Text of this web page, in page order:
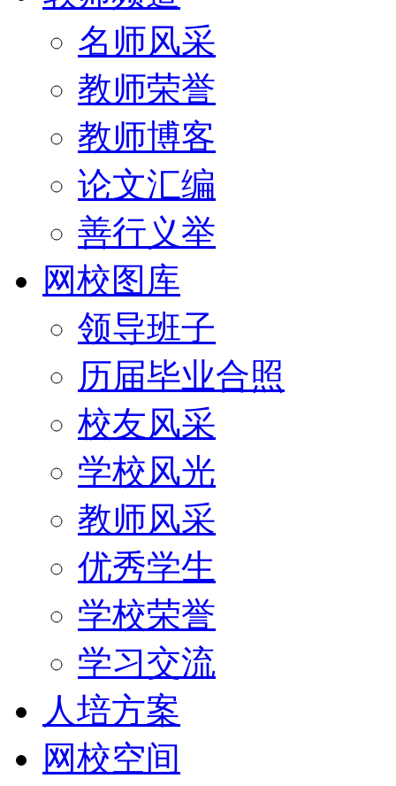
名师风采
教师荣誉
教师博客
论文汇编
善行义举
网校图库
领导班子
历届毕业合照
校友风采
学校风光
教师风采
优秀学生
学校荣誉
学习交流
人培方案
网校空间